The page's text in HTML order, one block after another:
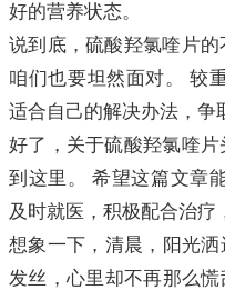
好的营养状态。
说到底，硫酸羟氯喹片
咱们也要坦然面对。 较
适合自己的解决办法，争
好了，关于硫酸羟氯喹
到这里。 希望这篇文章
及时就医，积极配合治疗
想象一下，清晨，阳光
发丝，心里却不再那么